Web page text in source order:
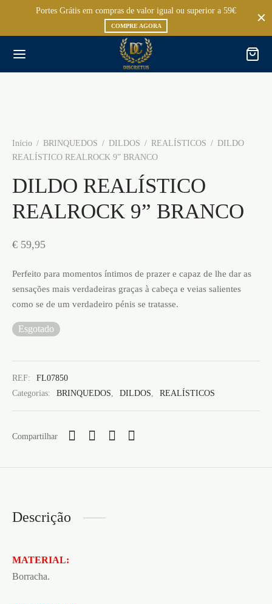
Portes Grátis em compras de valor igual ou superior a 59€
COMPRE AGORA
Início / BRINQUEDOS / DILDOS / REALÍSTICOS / DILDO
REALÍSTICO REALROCK 9” BRANCO
DILDO REALÍSTICO
REALROCK 9” BRANCO
€ 59,95
Perfeito para momentos íntimos de prazer e capaz de lhe dar as
sensações mais verdadeiras graças à cabeça e veias salientes
como se de um verdadeiro pénis se tratasse.
Esgotado
REF:
FL07850
Categorias:
BRINQUEDOS, DILDOS, REALÍSTICOS
Compartilhar
Descrição
MATERIAL:
Borracha.